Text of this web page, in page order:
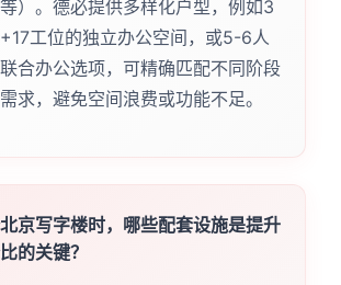
）。德必提供多样化户型，例如3
工位的独立办公空间，或5-6人
合办公选项，可精确匹配不同阶段
求，避免空间浪费或功能不足。
京写字楼时，哪些配套设施是提升
的关键？